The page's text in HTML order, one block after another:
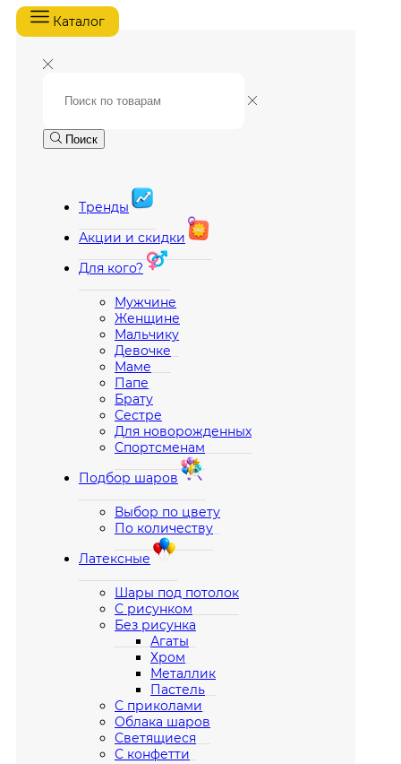
Каталог
Поиск
Тренды
Акции и скидки
Для кого?
Мужчине
Женщине
Мальчику
Девочке
Маме
Папе
Брату
Сестре
Для новорожденных
Спортсменам
Подбор шаров
Выбор по цвету
По количеству
Латексные
Шары под потолок
С рисунком
Без рисунка
Агаты
Хром
Металлик
Пастель
С приколами
Облака шаров
Светящиеся
С конфетти